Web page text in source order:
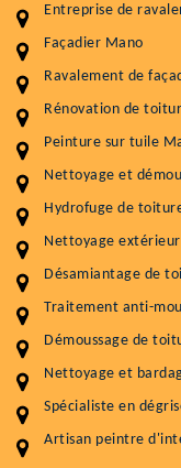
Entreprise de
Façadier Mano
Ravalement de
Rénovation de
Peinture sur tuile
Nettoyage et
Hydrofuge de
Nettoyage
Désamiantage de
Traitement anti-
Démoussage de
Nettoyage et
Spécialiste en
Artisan peintre
Entretenir
Plus de 15 ans
Service
Nettoyageb toiture
Démoussage
Traitement
5.0
Artisant local